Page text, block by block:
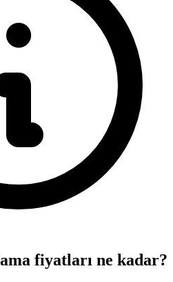
fiyatları ne kadar?